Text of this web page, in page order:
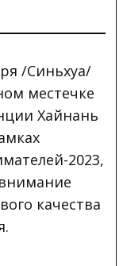
/Синьхуа/
местечке
Хайнань
2023,
качества